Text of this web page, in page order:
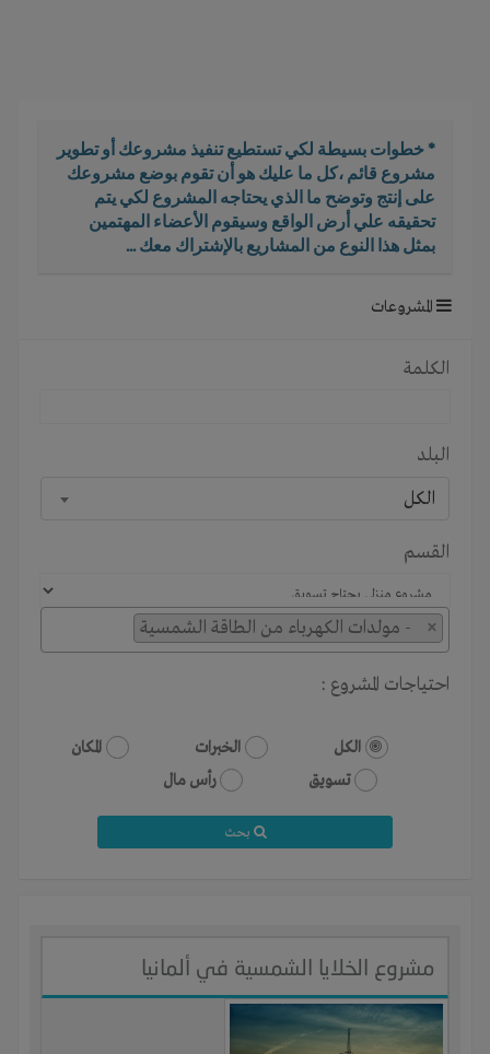
n
* خطوات بسيطة لكي تستطيع تنفيذ مشروعك أو تطوير
مشروع قائم ،كل ما عليك هو أن تقوم بوضع مشروعك
على إنتج وتوضح ما الذي يحتاجه المشروع لكي يتم
تحقيقه علي أرض الواقع وسيقوم الأعضاء المهتمين
بمثل هذا النوع من المشاريع بالإشتراك معك ...
المشروعات
الكلمة
البلد
الكل
القسم
× - مولدات الكهرباء من الطاقة الشمسية
احتياجات المشروع :
الكل الخبرات
المكان
تسويق
رأس مال
مشروع الخلايا الشمسية في ألمانيا